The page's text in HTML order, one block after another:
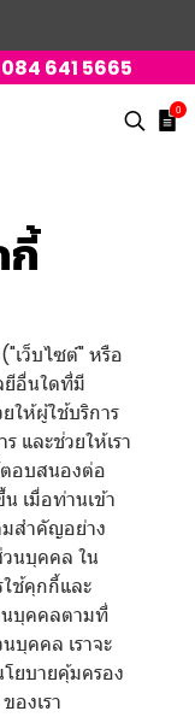
084 641 5665
0
กี้
เว็บไซต์" หรือ
ยีอื่นใดที่มี
ให้ผู้ใช้บริการ
และช่วยให้เรา
อบสนองต่อ
เมื่อท่านเข้า
มสำคัญอย่าง
นบุคคล ใน
ช้คุกกี้และ
บุคคลตามที่
บุคคล เราจะ
โยบายคุ้มครอง
งเรา